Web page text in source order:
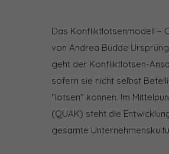
Das Konfliktlotsenmodell –
von Andrea Budde
geht der Konfliktlotsen-
sofern sie nicht selbst
"lotsen" können. Im
(QUAK) steht die
gesamte